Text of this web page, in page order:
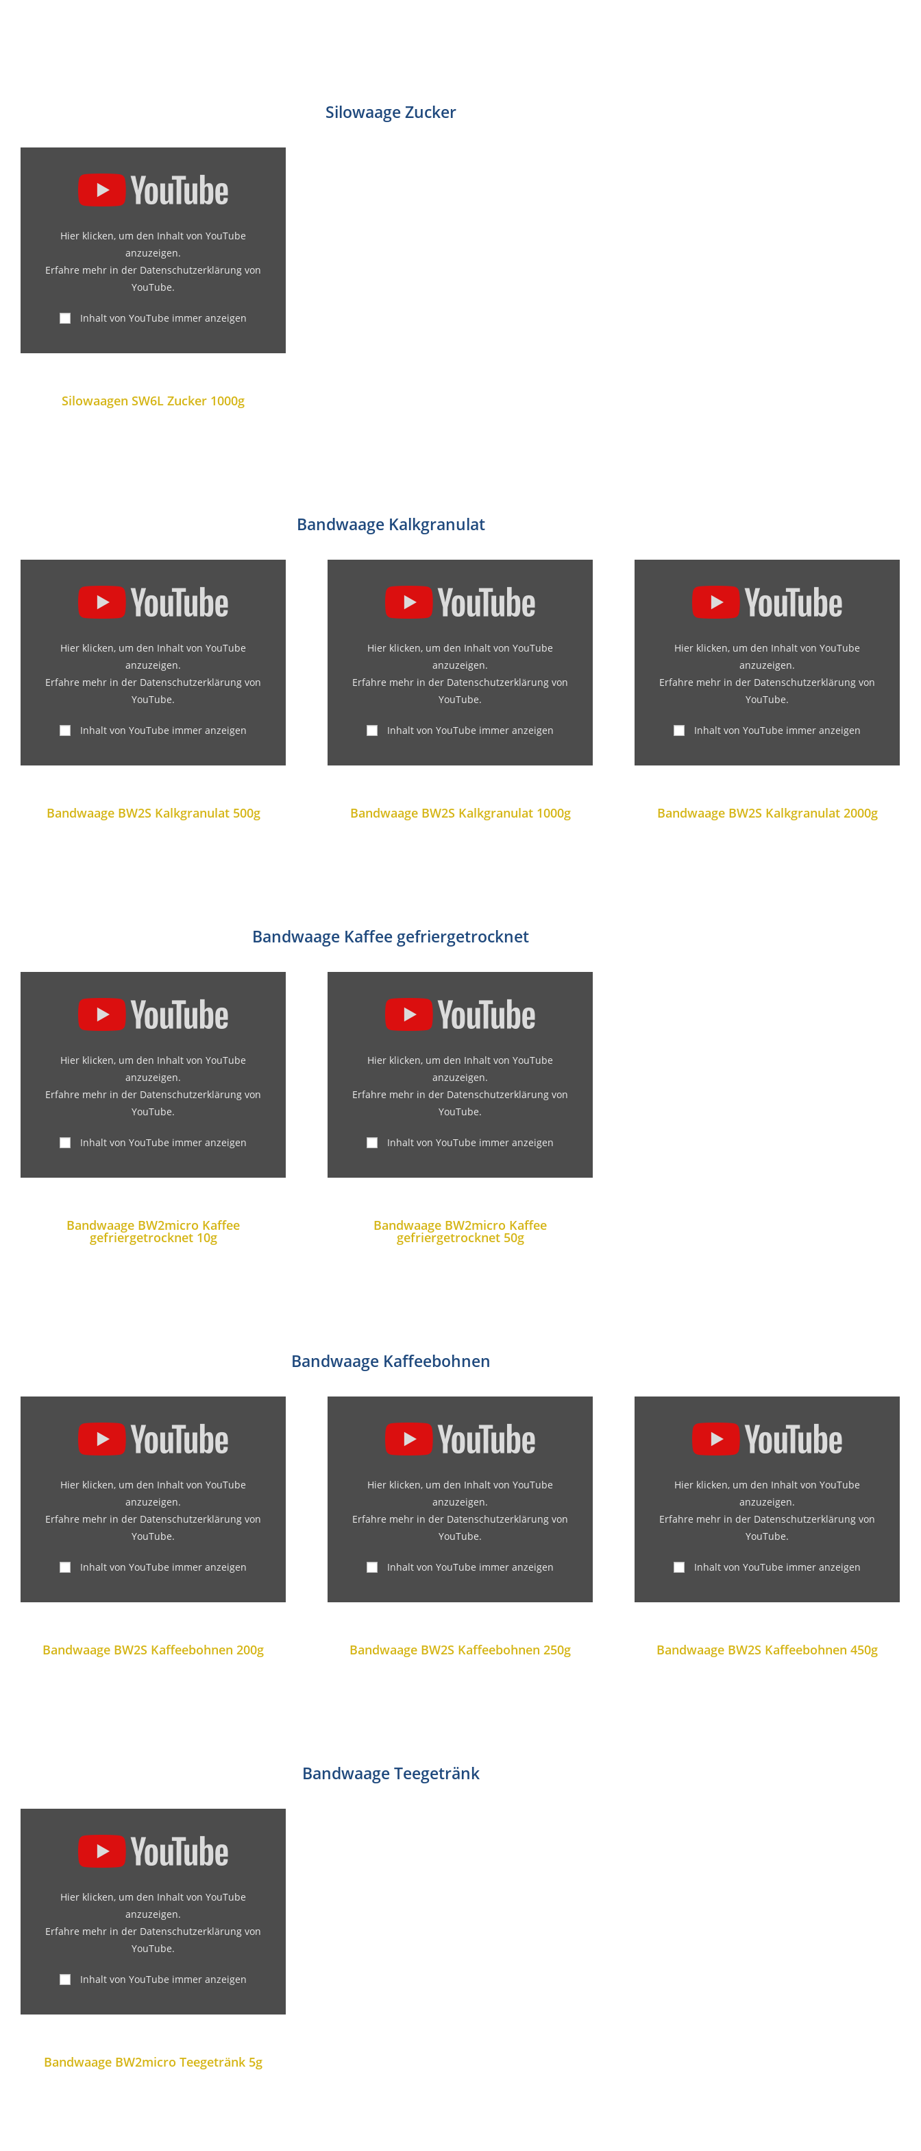
Silowaage Zucker
Hier klicken, um den Inhalt von YouTube
anzuzeigen.
Erfahre mehr in der Datenschutzerklärung von
YouTube.
Inhalt von YouTube immer anzeigen
Silowaagen SW6L Zucker 1000g
Bandwaage Kalkgranulat
Hier klicken, um den Inhalt von YouTube
anzuzeigen.
Erfahre mehr in der Datenschutzerklärung von
YouTube.
Inhalt von YouTube immer anzeigen
Bandwaage BW2S Kalkgranulat 500g
Hier klicken, um den Inhalt von YouTube
anzuzeigen.
Erfahre mehr in der Datenschutzerklärung von
YouTube.
Inhalt von YouTube immer anzeigen
Bandwaage BW2S Kalkgranulat 1000g
Hier klicken, um den Inhalt von YouTube
anzuzeigen.
Erfahre mehr in der Datenschutzerklärung von
YouTube.
Inhalt von YouTube immer anzeigen
Bandwaage BW2S Kalkgranulat 2000g​
Bandwaage Kaffee gefriergetrocknet
Hier klicken, um den Inhalt von YouTube
anzuzeigen.
Erfahre mehr in der Datenschutzerklärung von
YouTube.
Inhalt von YouTube immer anzeigen
Bandwaage BW2micro Kaffee
gefriergetrocknet 10g
Hier klicken, um den Inhalt von YouTube
anzuzeigen.
Erfahre mehr in der Datenschutzerklärung von
YouTube.
Inhalt von YouTube immer anzeigen
Bandwaage BW2micro Kaffee
gefriergetrocknet 50g
Bandwaage Kaffeebohnen
Hier klicken, um den Inhalt von YouTube
anzuzeigen.
Erfahre mehr in der Datenschutzerklärung von
YouTube.
Inhalt von YouTube immer anzeigen
Bandwaage BW2S Kaffeebohnen 200g​
Hier klicken, um den Inhalt von YouTube
anzuzeigen.
Erfahre mehr in der Datenschutzerklärung von
YouTube.
Inhalt von YouTube immer anzeigen
Bandwaage BW2S Kaffeebohnen 250g
Hier klicken, um den Inhalt von YouTube
anzuzeigen.
Erfahre mehr in der Datenschutzerklärung von
YouTube.
Inhalt von YouTube immer anzeigen
Bandwaage BW2S Kaffeebohnen 450g
Bandwaage Teegetränk
Hier klicken, um den Inhalt von YouTube
anzuzeigen.
Erfahre mehr in der Datenschutzerklärung von
YouTube.
Inhalt von YouTube immer anzeigen
Bandwaage BW2micro Teegetränk 5g